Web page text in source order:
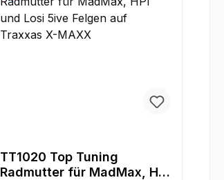
TT1020 Top Tuning
Radmutter für MadMax, HPI